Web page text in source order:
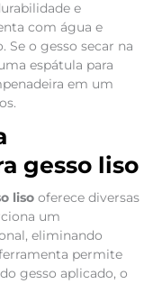
e
com água e
Se o gesso secar na
espátula para
em um
gesso liso
lisooferece diversas
um
eliminando
permite
gesso aplicado, o